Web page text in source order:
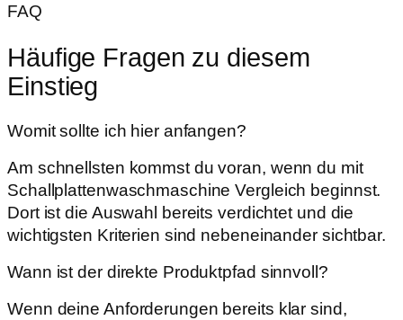
FAQ
Häufige Fragen zu diesem
Einstieg
Womit sollte ich hier anfangen?
Am schnellsten kommst du voran, wenn du mit
Schallplattenwaschmaschine Vergleich beginnst.
Dort ist die Auswahl bereits verdichtet und die
wichtigsten Kriterien sind nebeneinander sichtbar.
Wann ist der direkte Produktpfad sinnvoll?
Wenn deine Anforderungen bereits klar sind,